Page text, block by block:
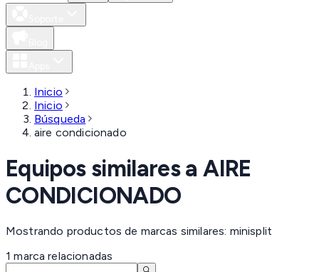
Inicio
Inicio
Búsqueda
aire condicionado
Equipos similares aAIRE
CONDICIONADO
Mostrando productos de marcas similares: minisplit
1 marca relacionadas